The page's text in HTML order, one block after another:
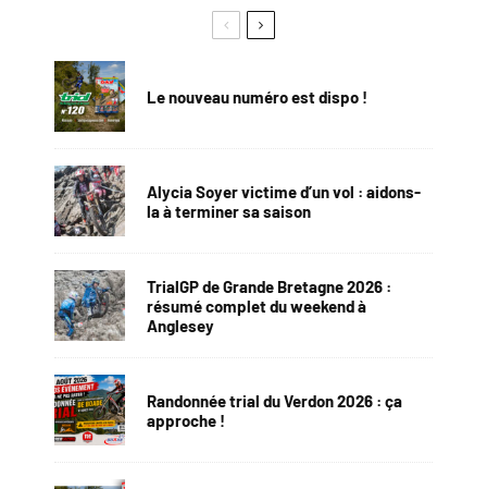
Le nouveau numéro est dispo !
Alycia Soyer victime d’un vol : aidons-
la à terminer sa saison
TrialGP de Grande Bretagne 2026 :
résumé complet du weekend à
Anglesey
Randonnée trial du Verdon 2026 : ça
approche !